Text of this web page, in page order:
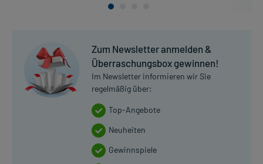
Zum Newsletter anmelden &
Überraschungsbox gewinnen!
Im Newsletter informieren wir Sie
regelmäßig über:
Top-Angebote
Neuheiten
Gewinnspiele